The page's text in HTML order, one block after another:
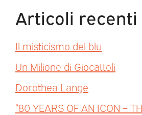
Articoli recenti
Il misticismo del blu
Un Milione di Giocattoli
Dorothea Lange
“80 YEARS OF AN ICON –